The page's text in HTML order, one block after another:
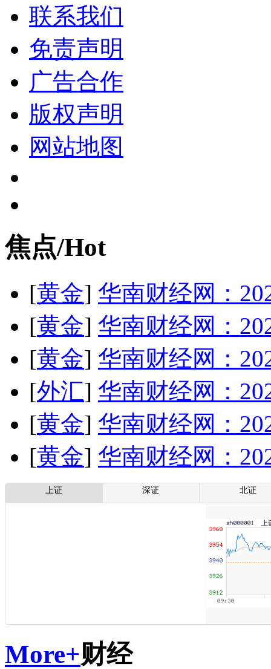
联系我们
免责声明
广告合作
版权声明
网站地图
焦点/Hot
[黄金] 华南财经网：
[黄金] 华南财经网：
[黄金] 华南财经网：
[外汇] 华南财经网：
[黄金] 华南财经网：
[黄金] 华南财经网：
上证 深证 北证
More+财经